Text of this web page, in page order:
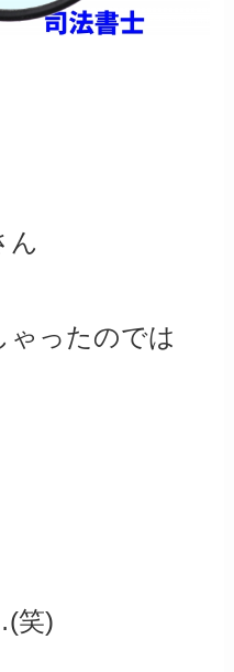
ん
ゃったのでは
笑)